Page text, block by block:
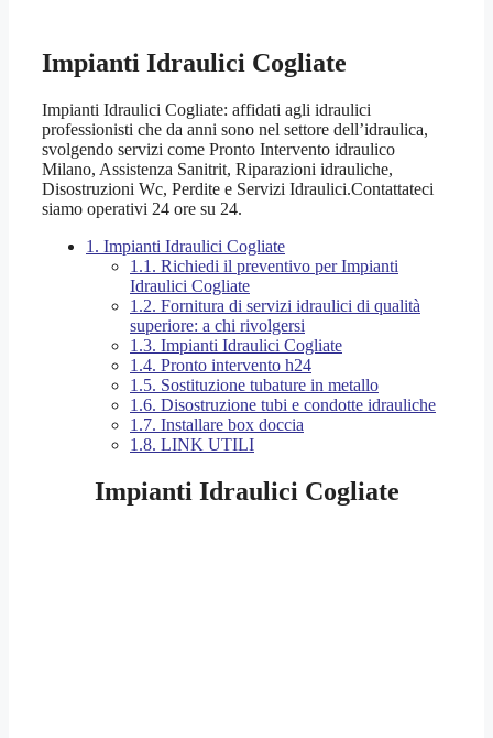
Impianti Idraulici Cogliate
Impianti Idraulici Cogliate: affidati agli idraulici
professionisti che da anni sono nel settore dell’idraulica,
svolgendo servizi come Pronto Intervento idraulico
Milano, Assistenza Sanitrit, Riparazioni idrauliche,
Disostruzioni Wc, Perdite e Servizi Idraulici.Contattateci
siamo operativi 24 ore su 24.
1. Impianti Idraulici Cogliate
1.1. Richiedi il preventivo per Impianti
Idraulici Cogliate
1.2. Fornitura di servizi idraulici di qualità
superiore: a chi rivolgersi
1.3. Impianti Idraulici Cogliate
1.4. Pronto intervento h24
1.5. Sostituzione tubature in metallo
1.6. Disostruzione tubi e condotte idrauliche
1.7. Installare box doccia
1.8. LINK UTILI
Impianti Idraulici Cogliate